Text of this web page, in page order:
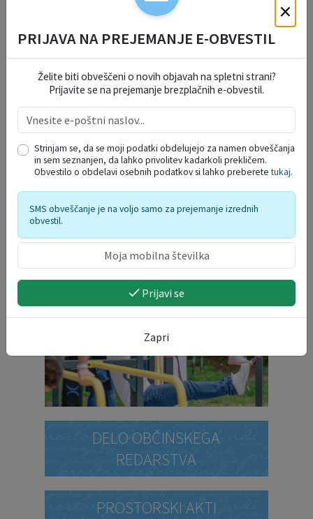
Prikaži več
INFORMATIVNI BILTENI
DELO OBČINSKEGA
REDARSTVA
PROSTORSKI AKTI
×
PRIJAVA NA PREJEMANJE E-OBVESTIL
Želite biti obveščeni o novih objavah na spletni strani?
Prijavite se na prejemanje brezplačnih e-obvestil.
Strinjam se, da se moji podatki obdelujejo za namen obveščanja
in sem seznanjen, da lahko privolitev kadarkoli prekličem.
Obvestilo o obdelavi osebnih podatkov si lahko preberetetukaj.
SMS obveščanje je na voljo samo za prejemanje izrednih
obvestil.
Prijavi se
Zapri